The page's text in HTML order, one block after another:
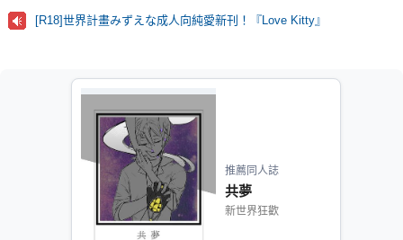
[R18]世界計畫みずえな成人向純愛新刊！『Love Kitty』
推薦同人誌
共夢
新世界狂歡